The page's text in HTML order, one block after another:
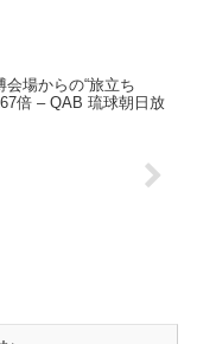
会場からの“旅立ち
倍 – QAB 琉球朝日放